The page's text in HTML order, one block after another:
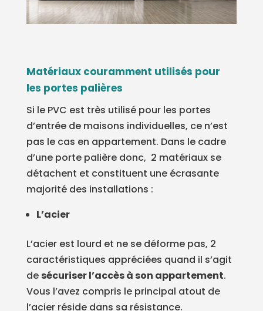
Matériaux couramment utilisés pour
les portes palières
Si le PVC est très utilisé pour les portes
d’entrée de maisons individuelles, ce n’est
pas le cas en appartement. Dans le cadre
d’une porte palière donc, 2 matériaux se
détachent et constituent une écrasante
majorité des installations :
L’acier
L’acier est lourd et ne se déforme pas, 2
caractéristiques appréciées quand il s’agit
de sécuriser l’accès à son appartement.
Vous l’avez compris le principal atout de
l’acier réside dans sa résistance.